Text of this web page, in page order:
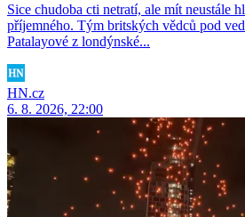
Sice chudoba cti netratí, ale mít neustále
příjemného. Tým britských vědců pod
Patalayové z londýnské...
HN.cz
6. 8. 2026, 22:00